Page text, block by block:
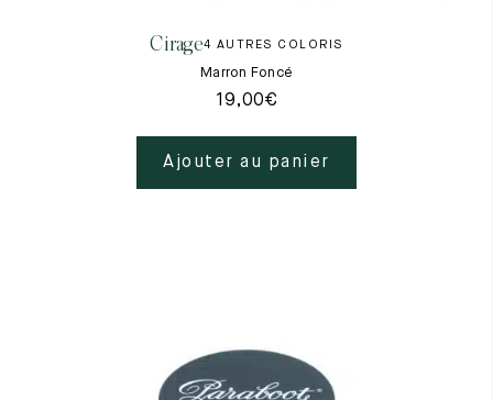
Cirage4 AUTRES COLORIS
Marron Foncé
19,00€
Ajouter au panier